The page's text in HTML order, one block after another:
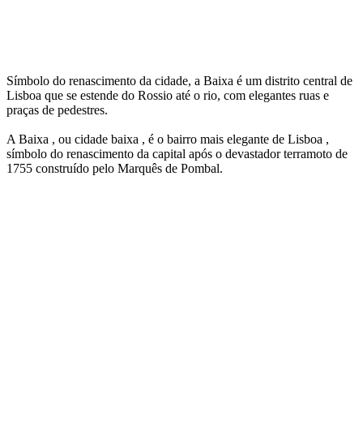
Símbolo do renascimento da cidade, a Baixa é um distrito central de
Lisboa que se estende do Rossio até o rio, com elegantes ruas e
praças de pedestres.
A Baixa , ou cidade baixa , é o bairro mais elegante de Lisboa ,
símbolo do renascimento da capital após o devastador terramoto de
1755 construído pelo Marquês de Pombal.